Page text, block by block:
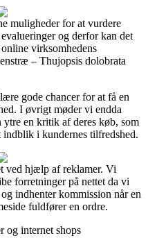
muligheder for at vurdere
og derfor kan det
virksomhedens
– Thujopsis dolobrata
gode chancer for at få en
I øvrigt møder vi endda
en kritik af deres køb, som
indblik i kundernes tilfredshed.
ved hjælp af reklamer. Vi
forretninger på nettet da vi
indhenter kommission når en
fuldfører en ordre.
og internet shops